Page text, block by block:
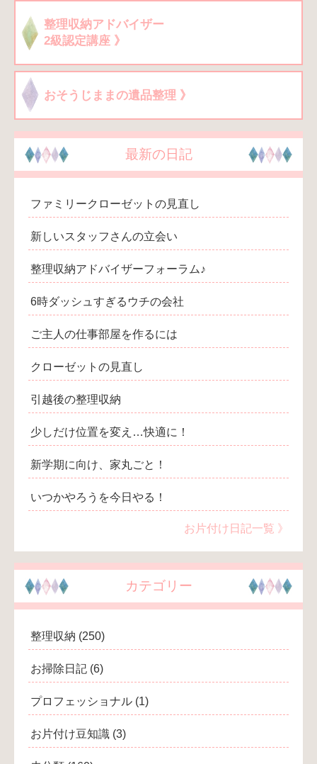
整理収納アドバイザー
2級認定講座 》
おそうじままの遺品整理 》
最新の日記
ファミリークローゼットの見直し
新しいスタッフさんの立会い
整理収納アドバイザーフォーラム♪
6時ダッシュすぎるウチの会社
ご主人の仕事部屋を作るには
クローゼットの見直し
引越後の整理収納
少しだけ位置を変え…快適に！
新学期に向け、家丸ごと！
いつかやろうを今日やる！
お片付け日記一覧 》
カテゴリー
整理収納 (250)
お掃除日記 (6)
プロフェッショナル (1)
お片付け豆知識 (3)